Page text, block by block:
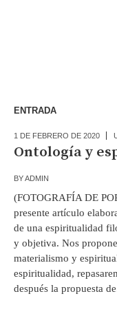
ENTRADA
1 DE FEBRERO DE 2020
Ontología y
BYADMIN
(FOTOGRAFÍA DE
presente artículo
de una espiritualidad
y objetiva. Nos
materialismo y
espiritualidad,
después la propuesta